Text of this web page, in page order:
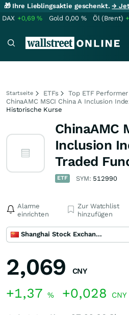
🎁 Ihre Lieblingsaktie geschenkt.→
DAX +0,69% Gold 0,00 % Öl (Brent)
Startseite ETFs
Top ETF Performer
ChinaAMC MSCI China A Inclusion
Historische Kurse
ChinaAMC
Inclusion
Traded
ETF SYM: 512990
Alarme
einrichten
Zur Watchlist
hinzufügen
Shanghai Stock Exchange
2,069 CNY
+1,37 % +0,028 CNY